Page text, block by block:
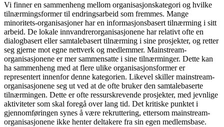
Vi finner en sammenheng mellom organisasjonskategori og hvilke
tilnærmingsformer til endringsarbeid som fremmes. Mange
minoritets-organisasjoner har en informasjonsbasert tilnærming i sitt
arbeid. De lokale innvandrerorganisasjonene har relativt ofte en
dialogbasert eller samtalebasert tilnærming i sine prosjekter, og retter
seg gjerne mot egne nettverk og medlemmer. Mainstream-
organisasjonene er mer sammensatte i sine tilnærminger. Dette kan
ha sammenheng med at flere ulike organisasjonsformer er
representert innenfor denne kategorien. Likevel skiller mainstream-
organisasjonene seg ut ved at de ofte bruker den samtalebaserte
tilnærmingen. Dette er ofte ressurskrevende prosjekter, med jevnlige
aktiviteter som skal foregå over lang tid. Det kritiske punktet i
gjennomføringen synes å være rekruttering, ettersom mainstream-
organisasjonene ikke henter deltakere fra sin egen medlemsbase.